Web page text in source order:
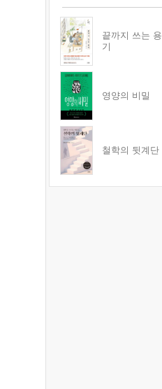
끝까지 쓰는 용
기
영양의 비밀
철학의 뒷계단